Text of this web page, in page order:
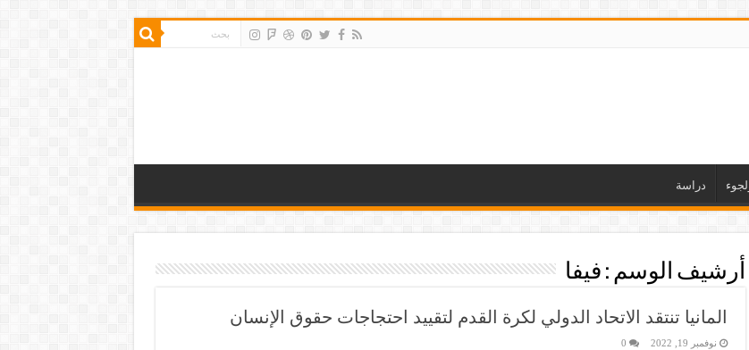
دراسة
أرشيف الوسم : فيفا
المانيا تنتقد الاتحاد الدولي لكرة القدم لتقييد احتجاجات حقوق الإنسان
نوفمبر 19, 2022 0